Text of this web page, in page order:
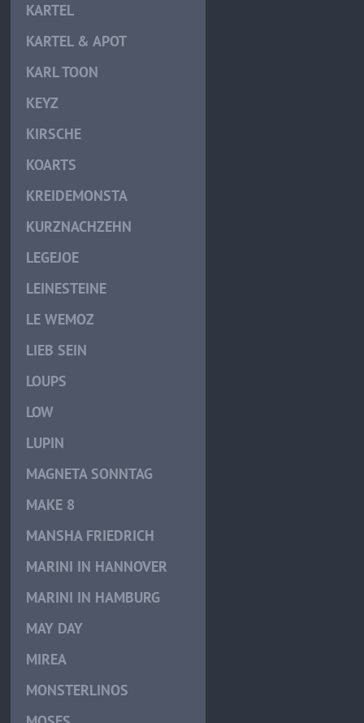
KARTEL
KARTEL & APOT
KARL TOON
KEYZ
KIRSCHE
KOARTS
KREIDEMONSTA
KURZNACHZEHN
LEGEJOE
LEINESTEINE
LE WEMOZ
LIEB SEIN
LOUPS
LOW
LUPIN
MAGNETA SONNTAG
MAKE 8
MANSHA FRIEDRICH
MARINI IN HANNOVER
MARINI IN HAMBURG
MAY DAY
MIREA
MONSTERLINOS